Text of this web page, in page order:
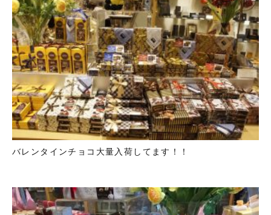
バレンタインチョコ大量入荷してます！！